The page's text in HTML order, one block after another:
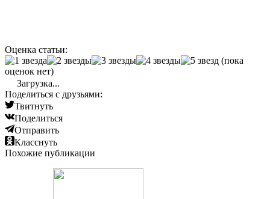
Оценка статьи:
(пока
оценок нет)
Загрузка...
Поделиться с друзьями:
Твитнуть
Поделиться
Отправить
Класснуть
Похожие публикации